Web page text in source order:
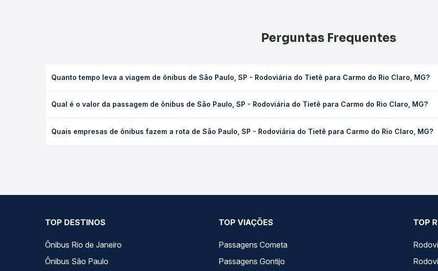
Perguntas Frequentes
Quanto tempo leva a viagem de ônibus de São Paulo, SP - Rodoviária do Tietê para Carmo do Rio Claro, MG?
(convencional, executivo ou leito) e as condições de tráfego. Na Quero Passagem você consulta os horários
Qual é o valor da passagem de ônibus de São Paulo, SP - Rodoviária do Tietê para Carmo do Rio Claro, MG?
empresa, o tipo de poltrona e a antecedência da compra. Na Quero Passagem você compara os preços de todas as
Quais empresas de ônibus fazem a rota de São Paulo, SP - Rodoviária do Tietê para Carmo do Rio Claro, MG?
TOP DESTINOS
Ônibus Rio de Janeiro
Ônibus São Paulo
TOP VIAÇÕES
Passagens Cometa
Passagens Gontijo
TOP